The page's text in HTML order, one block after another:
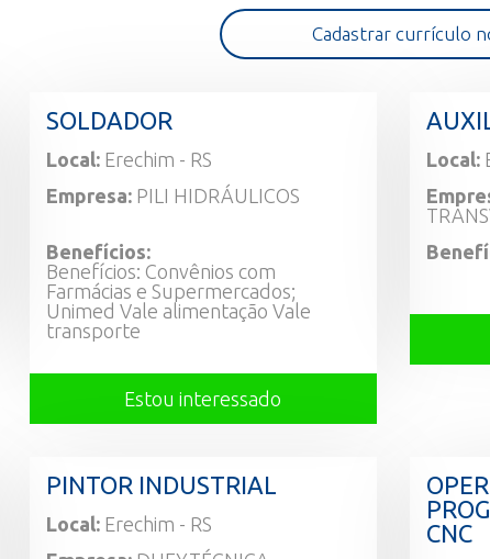
Cadastrar currículo
SOLDADOR
Local: Erechim - RS
Empresa: PILI HIDRÁULICOS
Benefícios:
Benefícios: Convênios com
Farmácias e Supermercados;
Unimed Vale alimentação Vale
transporte
Estou interessado
Local:
PINTOR INDUSTRIAL
Local: Erechim - RS
CNC